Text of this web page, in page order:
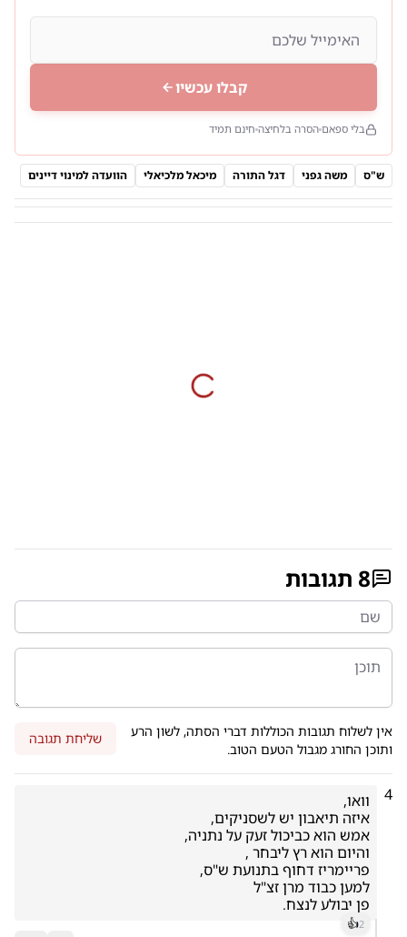
קבלו עכשיו
בלי ספאם הסרה בלחיצה חינם תמיד
ש"ס משה גפני דגל התורה מיכאל מלכיאלי הוועדה למינוי דיינים
8 תגובות
אין לשלוח תגובות הכוללות דברי הסתה, לשון הרע
ותוכן החורג מגבול הטעם הטוב.
שליחת תגובה
4
פן יבולע לנצח.
👍2